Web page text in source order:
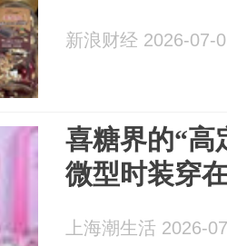
新浪财经 2026-07-
喜糖界的“高
微型时装穿
上海潮生活 2026-